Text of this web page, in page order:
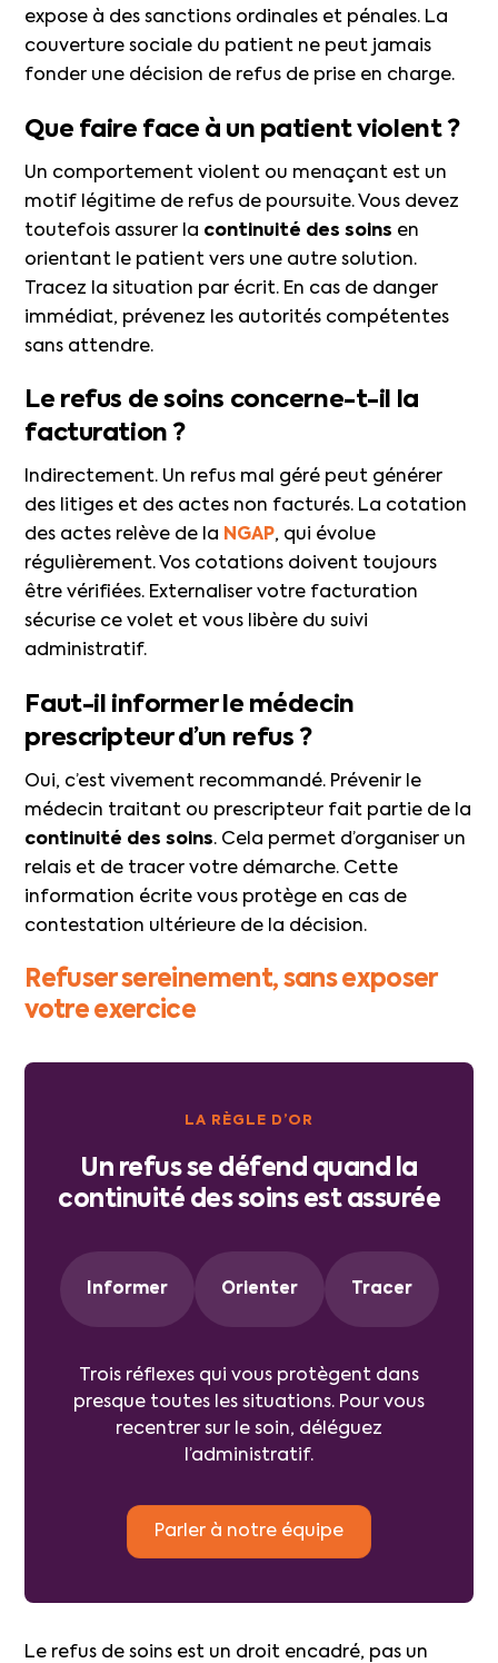
expose à des sanctions ordinales et pénales. La
couverture sociale du patient ne peut jamais
fonder une décision de refus de prise en charge.
Que faire face à un patient violent ?
Un comportement violent ou menaçant est un
motif légitime de refus de poursuite. Vous devez
toutefois assurer la continuité des soins en
orientant le patient vers une autre solution.
Tracez la situation par écrit. En cas de danger
immédiat, prévenez les autorités compétentes
sans attendre.
Le refus de soins concerne-t-il la
facturation ?
Indirectement. Un refus mal géré peut générer
des litiges et des actes non facturés. La cotation
des actes relève de la NGAP, qui évolue
régulièrement. Vos cotations doivent toujours
être vérifiées. Externaliser votre facturation
sécurise ce volet et vous libère du suivi
administratif.
Faut-il informer le médecin
prescripteur d’un refus ?
Oui, c’est vivement recommandé. Prévenir le
médecin traitant ou prescripteur fait partie de la
continuité des soins. Cela permet d’organiser un
relais et de tracer votre démarche. Cette
information écrite vous protège en cas de
contestation ultérieure de la décision.
Refuser sereinement, sans exposer
votre exercice
LA RÈGLE D’OR
Un refus se défend quand la
continuité des soins est assurée
Informer Orienter Tracer
Trois réflexes qui vous protègent dans
presque toutes les situations. Pour vous
recentrer sur le soin, déléguez
l’administratif.
Parler à notre équipe
Le refus de soins est un droit encadré, pas un